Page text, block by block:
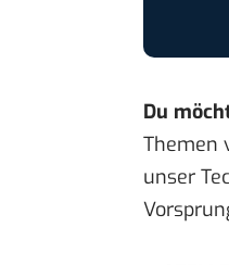
Du
Themen
unser